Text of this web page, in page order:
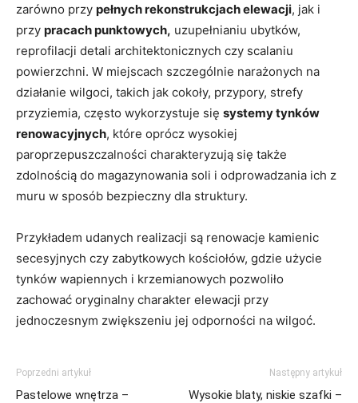
zarówno przy pełnych rekonstrukcjach elewacji, jak i
przy pracach punktowych, uzupełnianiu ubytków,
reprofilacji detali architektonicznych czy scalaniu
powierzchni. W miejscach szczególnie narażonych na
działanie wilgoci, takich jak cokoły, przypory, strefy
przyziemia, często wykorzystuje się systemy tynków
renowacyjnych, które oprócz wysokiej
paroprzepuszczalności charakteryzują się także
zdolnością do magazynowania soli i odprowadzania ich z
muru w sposób bezpieczny dla struktury.
Przykładem udanych realizacji są renowacje kamienic
secesyjnych czy zabytkowych kościołów, gdzie użycie
tynków wapiennych i krzemianowych pozwoliło
zachować oryginalny charakter elewacji przy
jednoczesnym zwiększeniu jej odporności na wilgoć.
Poprzedni artykuł
Pastelowe wnętrza –
Następny artykuł
Wysokie blaty, niskie szafki –